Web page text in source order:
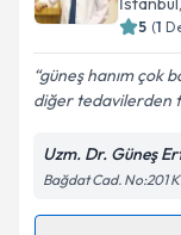
Kişisel
Metni'ni
5 (1
güneş hanım çok
diğer tedavilerden
Uzm. Dr. Güneş
Bağdat Cad. No:201